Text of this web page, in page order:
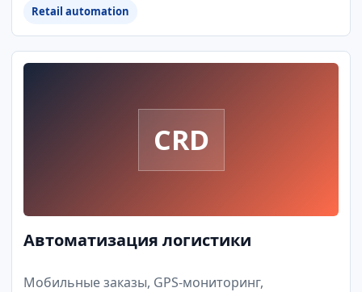
Retail automation
CRD
Автоматизация логистики
Мобильные заказы, GPS-мониторинг,